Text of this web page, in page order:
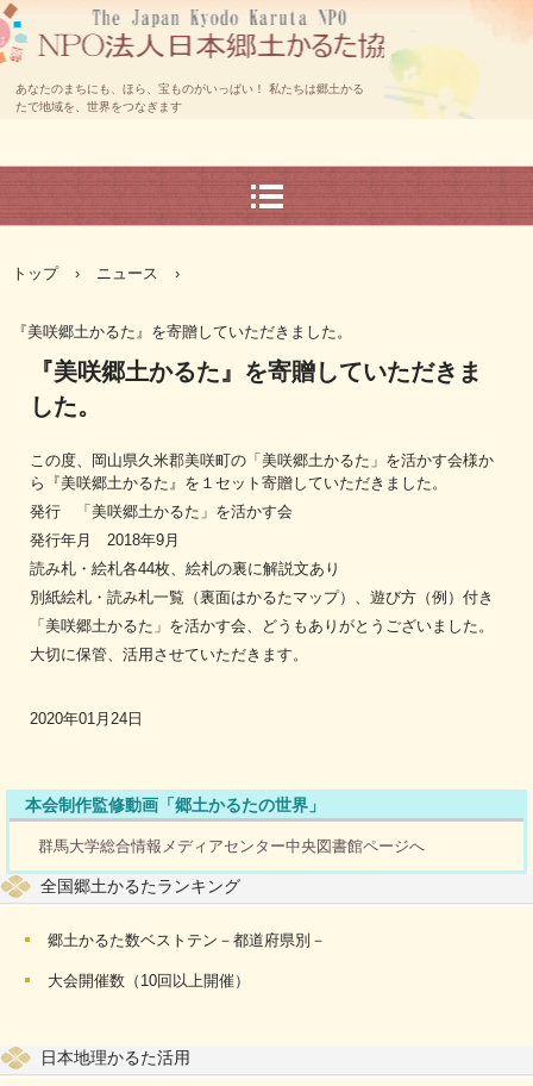
あなたのまちにも、ほら、宝ものがいっぱい！ 私たちは郷土かる
たで地域を、世界をつなぎます
トップ › ニュース ›
『美咲郷土かるた』を寄贈していただきました。
『美咲郷土かるた』を寄贈していただきま
した。
この度、岡山県久米郡美咲町の「美咲郷土かるた」を活かす会様か
ら『美咲郷土かるた』を１セット寄贈していただきました。
発行 「美咲郷土かるた」を活かす会
発行年月 2018年9月
読み札・絵札各44枚、絵札の裏に解説文あり
別紙絵札・読み札一覧（裏面はかるたマップ）、遊び方（例）付き
「美咲郷土かるた」を活かす会、どうもありがとうございました。
大切に保管、活用させていただきます。
2020年01月24日
本会制作監修動画「郷土かるたの世界」
群馬大学総合情報メディアセンター中央図書館ページへ
全国郷土かるたランキング
郷土かるた数ベストテン－都道府県別－
大会開催数（10回以上開催）
日本地理かるた活用